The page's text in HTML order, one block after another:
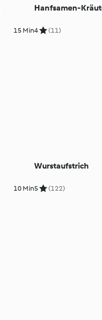
15 Min
Hanfsamen-
4 (11)
10 Min
Wurstaufstrich
5 (122)